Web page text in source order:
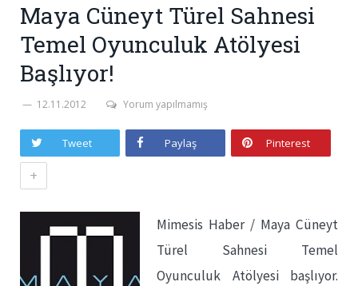
Maya Cüneyt Türel Sahnesi
Temel Oyunculuk Atölyesi
Başlıyor!
12.11.2012 Yorum yapılmamış
Tweet Paylaş Pinterest
+
Mimesis Haber / Maya Cüneyt
Türel Sahnesi Temel
Oyunculuk Atölyesi başlıyor.